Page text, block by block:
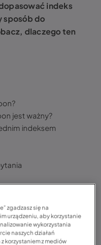
indeks
sposób do
dlaczego ten
jest ważny?
indeksem
maksymalną
dana opona może
zgadzasz się na
urządzeniu, aby korzystanie
wykorzystania
naszych działań
korzystaniem z mediów